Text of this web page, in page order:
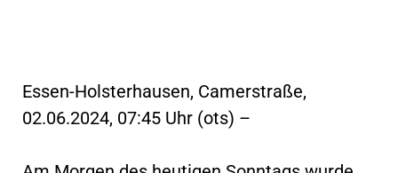
Essen-Holsterhausen, Camerstraße,
02.06.2024, 07:45 Uhr (ots) –